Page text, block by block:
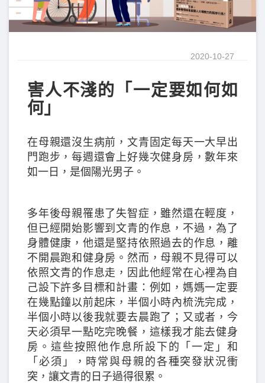
2020-10-27
害人不淺的「一定要如何如
何」
在母親還沒生病前，文青固定每天一大早出
門跑步，每週還會上好幾次健身房，數年來
如一日，是個陽光男子。
多年後母親罹患了失智症，雖然還在輕度，
但已經開始影響到文青的作息，不過，為了
身體健康，他還是堅持依照過去的作息，離
不開晨跑和健身房。然而，母親不見得可以
依照文青的作息走，因此他經常在心裡為自
己設下許多目標和計畫：例如，媽媽一定要
在幾點鐘以前起床，半個小時內梳洗完成，
半個小時以後我就要去晨跑了；又或者，今
天必須早一點吃完晚餐，這樣我才能去健身
房。這些按照他作息所設下的「一定」和
「必須」，時常與母親的各種突發狀況衝
突，讓文青的日子過得很累。